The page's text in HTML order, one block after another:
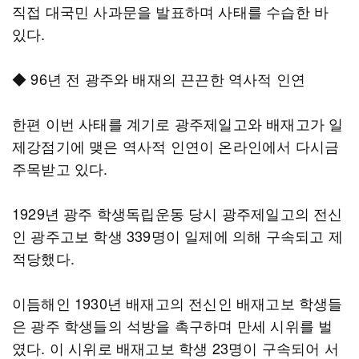
직접 대국민 사과문을 발표하며 사태를 수습한 바
있다.
◆ 96년 전 광주와 배재의 끈끈한 역사적 인연
한편 이번 사태를 계기로 광주제일고와 배재고가 일
제강점기에 맺은 역사적 인연이 온라인에서 다시금
주목받고 있다.
1929년 광주 학생독립운동 당시 광주제일고의 전신
인 광주고보 학생 339명이 일제에 의해 구속되고 제
적당했다.
이듬해인 1930년 배재고의 전신인 배재고보 학생들
은 광주 학생들의 석방을 촉구하며 만세 시위를 벌
였다. 이 시위로 배재고보 학생 23명이 구속되어 서